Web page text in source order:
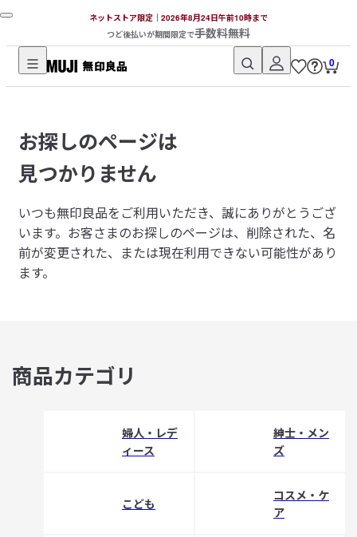
ネットストア限定｜2026年8月24日午前10時まで
つど後払いが期間限定で手数料無料
無
品
ネ
ッ
ト
ス
ト
ア
0
お探しのページは
見つかりません
いつも無印良品をご利用いただき、誠にありがとうござ
います。 お客さまのお探しのページは、削除された、名
前が変更された、または現在利用できない可能性があり
ます。
商品カテゴリ
婦人・レデ
ィース
紳士・メン
ズ
こども
コスメ・ケ
ア